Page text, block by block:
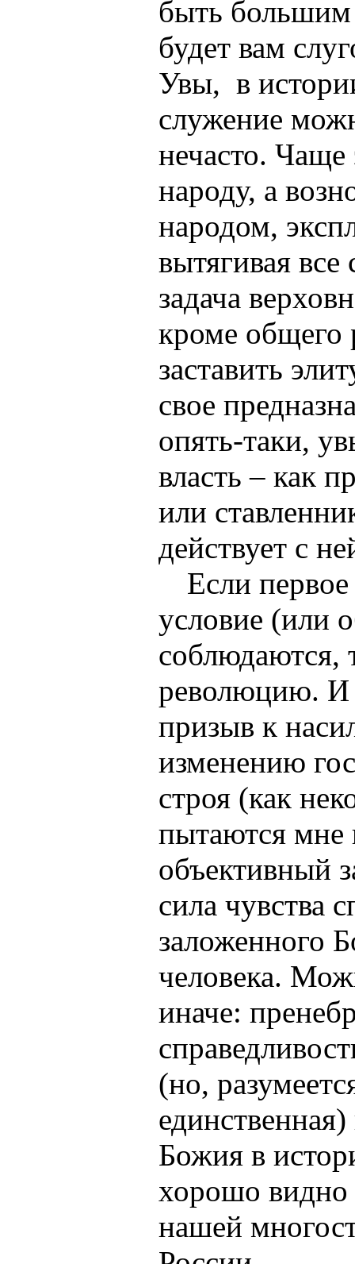
быть
будет вам
Увы, в
служение
нечасто. Чаще
народу, а
народом,
вытягивая
задача
кроме общего
заставить
свое
опять-таки,
власть – как
или
действует с
Если
условие (или
соблюдаются,
революцию. И
призыв к
изменению
строя (как
пытаются мне
объективный
сила чувства
заложенного
человека.
иначе:
(но,
Божия в
хорошо видно
нашей